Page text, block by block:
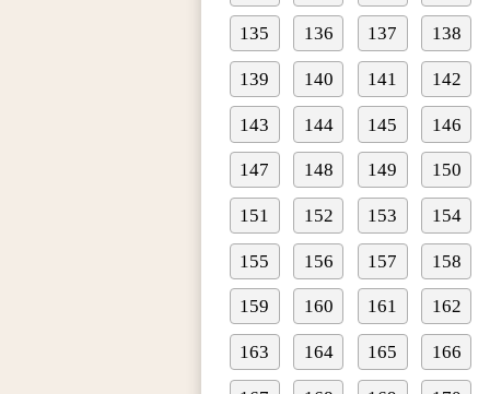
135 136 137 138
139 140 141 142
143 144 145 146
147 148 149 150
151 152 153 154
155 156 157 158
159 160 161 162
163 164 165 166